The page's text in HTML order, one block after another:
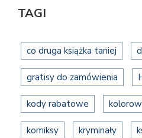
TAGI
co druga książka taniej
gratisy do zamówienia
kody rabatowe
komiksy kryminały